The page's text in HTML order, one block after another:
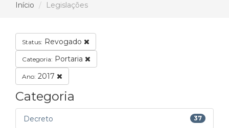
Início Legislações
Status: Revogado
Categoria: Portaria
Ano: 2017
Categoria
Decreto 37